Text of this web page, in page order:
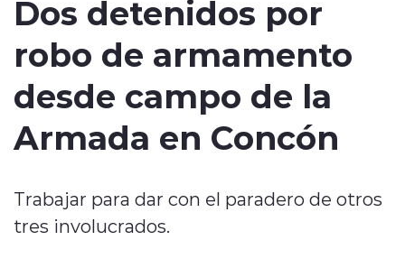
Tendencias
Deportes
Dos detenidos por
robo de armamento
desde campo de la
Armada en Concón
Trabajar para dar con el paradero de otros
tres involucrados.